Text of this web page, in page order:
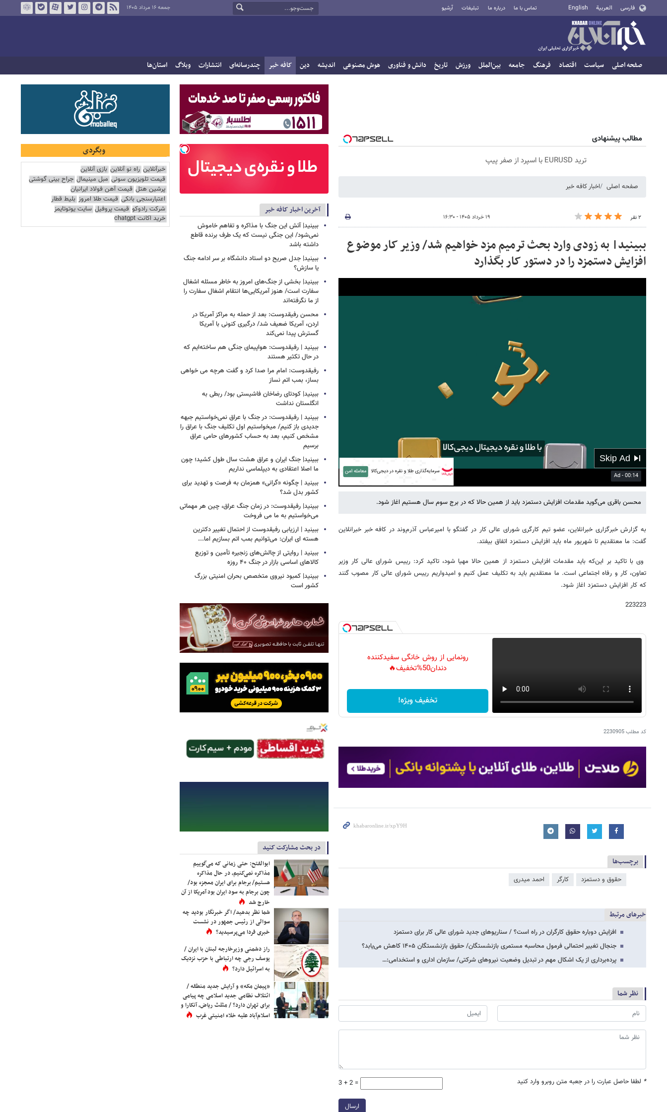
فارسی العربية English تماس با ما درباره ما تبلیغات آرشیو جمعه ۱۶ مرداد ۱۴۰۵
صفحه اصلی سیاست اقتصاد فرهنگ جامعه بین‌الملل ورزش تاریخ دانش و فناوری هوش مصنوعی اندیشه دین کافه خبر چندرسانه‌ای انتشارات وبلاگ استان‌ها
مطالب پیشنهادی
ترید EURUSD با اسپرد از صفر پیپ
صفحه اصلی اخبار کافه خبر
۲ نفر ۱۹ خرداد ۱۴۰۵ - ۱۶:۳۰
ببینید| به زودی وارد بحث ترمیم مزد خواهیم شد/ وزیر کار موضوع
افزایش دستمزد را در دستور کار بگذارد
Play Settings
PIP
Enter
محسن باقری می‌گوید مقدمات افزایش دستمزد باید از همین حالا که در برج سوم سال هستیم اغاز شود.
به گزارش خبرگزاری خبرانلاین، عضو تیم کارگری شورای عالی کار در گفتگو با امیرعباس آذرم‌وند در کافه خبر خبرانلاین
گفت: ما معتقدیم تا شهریور ماه باید افزایش دستمزد اتفاق بیفتد.
وی با تاکید بر این‌که باید مقدمات افزایش دستمزد از همین حالا مهیا شود، تاکید کرد: رییس شورای عالی کار وزیر
تعاون، کار و رفاه اجتماعی است. ما معتقدیم باید به تکلیف عمل کنیم و امیدواریم رییس شورای عالی کار مصوب گنند
که کار افزایش دستمزد اغاز شود.
223223
رونمایی از روش خانگی سفیدکننده
دندان50%تخفیف🔥
تخفیف ویژه!
کد مطلب2230905
برچسب‌ها
حقوق و دستمزد کارگر احمد میدری
خبرهای مرتبط
افزایش دوباره حقوق کارگران در راه است؟ / سناریوهای جدید شورای عالی کار برای دستمزد
جنجال تغییر احتمالی فرمول محاسبه مستمری بازنشستگان/ حقوق بازنشستگان ۱۴۰۵ کاهش می‌یابد؟
پرده‌برداری از یک اشکال مهم در تبدیل وضعیت نیروهای شرکتی/ سازمان اداری و استخدامی:…
نظر شما
* لطفا حاصل عبارت را در جعبه متن روبرو وارد کنید 3 + 2 =
ارسال
آخرین اخبار کافه خبر
ببینید| آتش این جنگ با مذاکره و تفاهم خاموش
نمی‌شود/ این جنگی نیست که یک طرف برنده قاطع
داشته باشد
ببینید| جدل صریح دو استاد دانشگاه بر سر ادامه جنگ
یا سازش؟
ببینید| بخشی از جنگ‌های امروز به خاطر مسئله اشغال
سفارت است/ هنوز آمریکایی‌ها انتقام اشغال سفارت را
از ما نگرفته‌اند
محسن رفیقدوست: بعد از حمله به مراکز آمریکا در
اردن، آمریکا ضعیف شد/ درگیری کنونی با آمریکا
گسترش پیدا نمی‌کند
ببینید | رفیقدوست: هواپیمای جنگی هم ساخته‌ایم که
در حال تکثیر هستند
رفیقدوست: امام مرا صدا کرد و گفت هرچه می خواهی
بساز، بمب اتم نساز
ببینید| کودتای رضاخان فاشیستی بود/ ربطی به
انگلستان نداشت
ببینید | رفیقدوست: در جنگ با عراق نمی‌خواستیم جبهه
جدیدی باز کنیم/ میخواستیم اول تکلیف جنگ با عراق را
مشخص کنیم، بعد به حساب کشورهای حامی عراق
برسیم
ببینید| جنگ ایران و عراق هشت سال طول کشید؛ چون
ما اصلا اعتقادی به دیپلماسی نداریم
ببینید | چگونه «گرانی» همزمان به فرصت و تهدید برای
کشور بدل شد؟
ببینید| رفیقدوست: در زمان جنگ عراق، چین هر مهماتی
می‌خواستیم به ما می فروخت
ببینید | ارزیابی رفیقدوست از احتمال تغییر دکترین
هسته ای ایران: می‌توانیم بمب اتم بسازیم اما...
ببینید | روایتی از چالش‌های زنجیره تأمین و توزیع
کالاهای اساسی بازار در جنگ ۴۰ روزه
ببینید| کمبود نیروی متخصص بحران امنیتی بزرگ
کشور است
در بحث مشارکت کنید
ابوالفتح: حتی زمانی که می‌گوییم
مذاکره نمی‌کنیم، در حال مذاکره
هستیم/ برجام برای ایران معجزه بود/
چون برجام به سود ایران بود آمریکا از آن
خارج شد
شما نظر بدهید/ اگر خبرنگار بودید چه
سوالی از رئیس جمهور در نشست
خبری فردا می‌پرسیدید؟
راز دشمنی وزیرخارجه لبنان با ایران /
یوسف رجی چه ارتباطی با حزب نزدیک
به اسرائیل دارد؟
«پیمان مکه» و آرایش جدید منطقه /
ائتلاف نظامی جدید اسلامی چه پیامی
برای تهران دارد؟ / مثلث ریاض، آنکارا و
اسلام‌آباد علیه خلاء امنیتی غرب
وبگردی
خبرآنلاین راه نو آنلاین بازی آنلاین
قیمت تلویزیون سونی مبل مینیمال جراح بینی گوشتی
پرشین هتل قیمت آهن فولاد ایرانیان
اعتبارسنجی بانکی قیمت طلا امروز بلیط قطار
شرکت رادوکو قیمت پروفیل سایت یوتوتایمز
خرید اکانت chatgpt